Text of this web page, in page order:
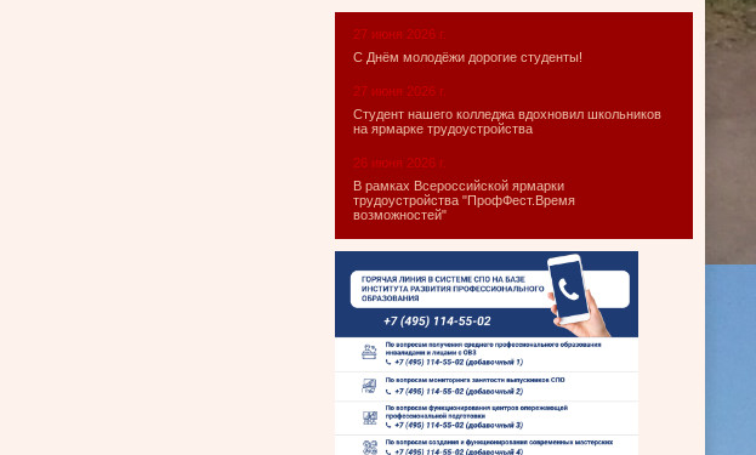
27 июня 2026 г.
С Днём молодёжи дорогие студенты!
27 июня 2026 г.
Студент нашего колледжа вдохновил школьников
на ярмарке трудоустройства
26 июня 2026 г.
В рамках Всероссийской ярмарки
трудоустройства "ПрофФест.Время
возможностей"